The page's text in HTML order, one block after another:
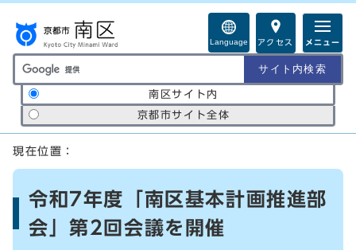
Language アクセス メニュー
サイト内検索の範囲
南区サイト内
京都市サイト全体
ここから本文です
現在位置：
令和7年度「南区基本計画推進部
会」第2回会議を開催